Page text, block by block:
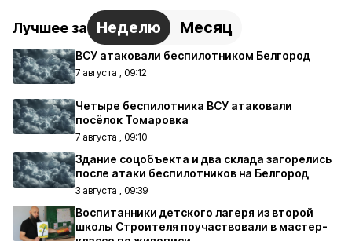
Лучшее за Неделю Месяц
ВСУ атаковали беспилотником Белгород
7 августа , 09:12
Четыре беспилотника ВСУ атаковали
посёлок Томаровка
7 августа , 09:10
Здание соцобъекта и два склада загорелись
после атаки беспилотников на Белгород
3 августа , 09:39
Воспитанники детского лагеря из второй
школы Строителя поучаствовали в мастер-